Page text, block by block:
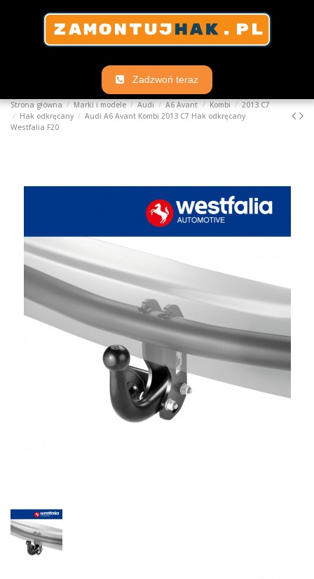
Zadzwoń teraz
Strona główna Marki i modele Audi A6 Avant Kombi
2013 C7
Hak odkręcany
Audi A6 Avant Kombi 2013 C7 Hak odkręcany
Westfalia F20